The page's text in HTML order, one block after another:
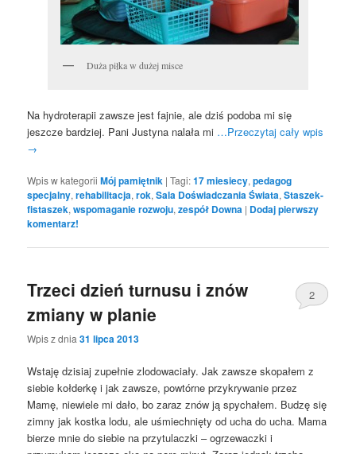
Duża piłka w dużej misce
Na hydroterapii zawsze jest fajnie, ale dziś podoba mi się
jeszcze bardziej. Pani Justyna nalała mi …Przeczytaj cały wpis
→
Wpis w kategoriiMój pamiętnik |Tagi:17 miesiecy,pedagog
specjalny,rehabilitacja,rok,Sala Doświadczania Świata,Staszek-
fistaszek,wspomaganie rozwoju,zespół Downa | Dodaj pierwszy
komentarz!
Trzeci dzień turnusu i znów
zmiany w planie
Wpis z dnia31 lipca 2013
2
Wstaję dzisiaj zupełnie zlodowaciały. Jak zawsze skopałem z
siebie kołderkę i jak zawsze, powtórne przykrywanie przez
Mamę, niewiele mi dało, bo zaraz znów ją spychałem. Budzę się
zimny jak kostka lodu, ale uśmiechnięty od ucha do ucha. Mama
bierze mnie do siebie na przytulaczki – ogrzewaczki i